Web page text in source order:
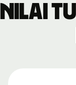
Nilai